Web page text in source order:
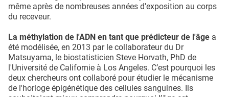
même après de nombreuses années d'exposition au corps
du receveur.
La méthylation de l'ADN en tant que prédicteur de l'âge a
été modélisée, en 2013 par le collaborateur du Dr
Matsuyama, le biostatisticien Steve Horvath, PhD de
l'Université de Californie à Los Angeles. C’est pourquoi les
deux chercheurs ont collaboré pour étudier le mécanisme
de l'horloge épigénétique des cellules sanguines. Ils